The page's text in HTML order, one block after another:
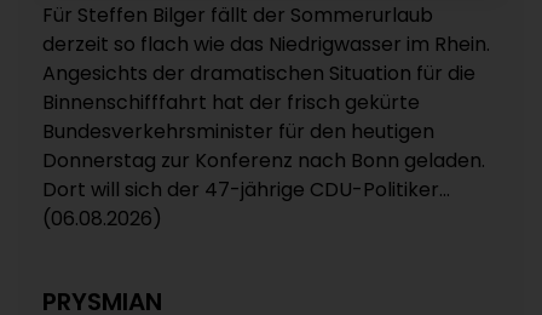
Für Steffen Bilger fällt der Sommerurlaub
derzeit so flach wie das Niedrigwasser im Rhein.
Angesichts der dramatischen Situation für die
Binnenschifffahrt hat der frisch gekürte
Bundesverkehrsminister für den heutigen
Donnerstag zur Konferenz nach Bonn geladen.
Dort will sich der 47-jährige CDU-Politiker...
(06.08.2026)
PRYSMIAN